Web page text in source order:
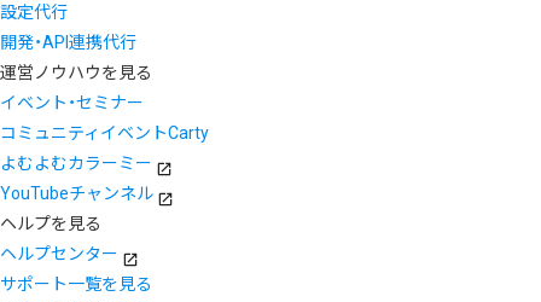
設定代行
開発・API連携代行
運営ノウハウを見る
イベント・セミナー
コミュニティイベントCarty
よむよむカラーミー
YouTubeチャンネル
ヘルプを見る
ヘルプセンター
サポート一覧を見る